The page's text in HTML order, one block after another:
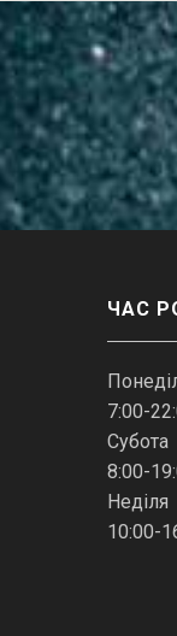
ЧАС
7:00-
Субота
8:00-
Неділя
10:00-